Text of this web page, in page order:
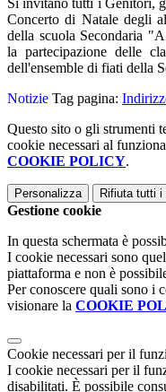
Si invitano tutti i Genitori,
Concerto di Natale degli
della scuola Secondaria
la partecipazione delle
dell'ensemble di fiati della
Notizie Tag pagina:
Questo sito o gli strumenti
cookie necessari al
COOKIE POLICY.
Personalizza Rifiuta tutti i
Gestione cookie
In questa schermata è
I cookie necessari sono
piattaforma e non è
Per conoscere quali sono i
visionare la COOKIE
Cookie necessari per il
I cookie necessari per il
disabilitati. È possibile